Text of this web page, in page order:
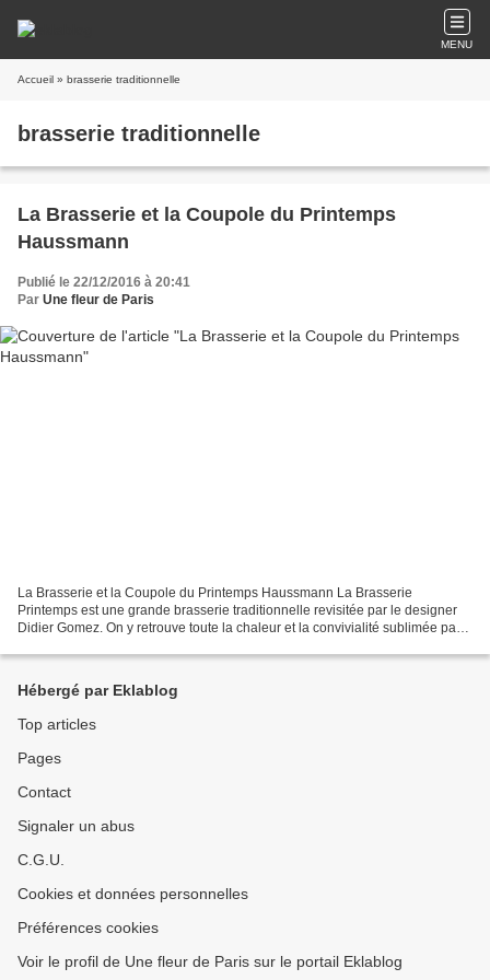
MENU
Accueil » brasserie traditionnelle
brasserie traditionnelle
La Brasserie et la Coupole du Printemps
Haussmann
Publié le 22/12/2016 à 20:41
Par Une fleur de Paris
La Brasserie et la Coupole du Printemps Haussmann La Brasserie
Printemps est une grande brasserie traditionnelle revisitée par le designer
Didier Gomez. On y retrouve toute la chaleur et la convivialité sublimée par
Hébergé par Eklablog
Top articles
Pages
Contact
Signaler un abus
C.G.U.
Cookies et données personnelles
Préférences cookies
Voir le profil de Une fleur de Paris sur le portail Eklablog